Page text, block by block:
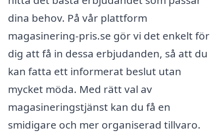
dina behov. På vår plattform
magasinering-pris.se gör vi det enkelt för
dig att få in dessa erbjudanden, så att du
kan fatta ett informerat beslut utan
mycket möda. Med rätt val av
magasineringstjänst kan du få en
smidigare och mer organiserad tillvaro.